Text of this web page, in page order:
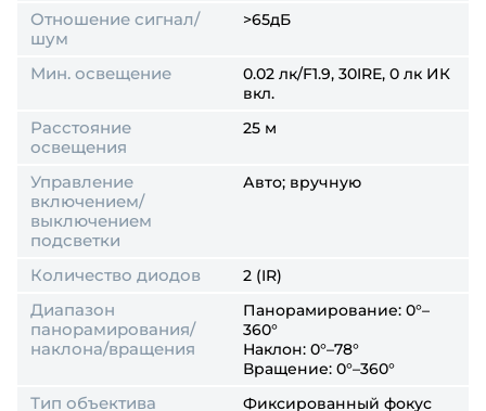
Отношение сигнал/
шум
>65дБ
Мин. освещение
0.02 лк/F1.9, 30IRE, 0 лк ИК
вкл.
Расстояние
освещения
25 м
Управление
включением/
выключением
подсветки
Авто; вручную
Количество диодов 2 (IR)
Диапазон
панорамирования/
наклона/вращения
Панорамирование: 0°–
360°
Наклон: 0°–78°
Вращение: 0°–360°
Тип объектива Фиксированный фокус